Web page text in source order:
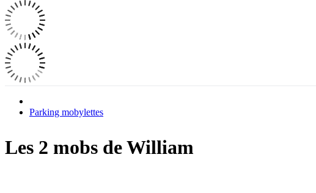
Parking mobylettes
Les 2 mobs de William